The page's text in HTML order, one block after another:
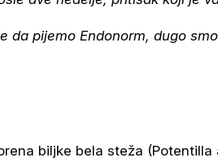
pijemo Endonorm, dugo
biljke bela steža